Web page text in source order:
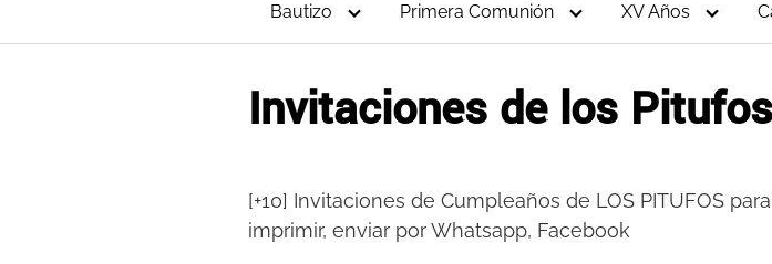
Bautizo Primera Comunión XV Años
Invitaciones de los Pitufos
[+10] Invitaciones de Cumpleaños de LOS PITUFOS
imprimir, enviar por Whatsapp, Facebook